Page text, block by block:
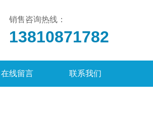
销售咨询热线：
13810871782
在线留言 联系我们